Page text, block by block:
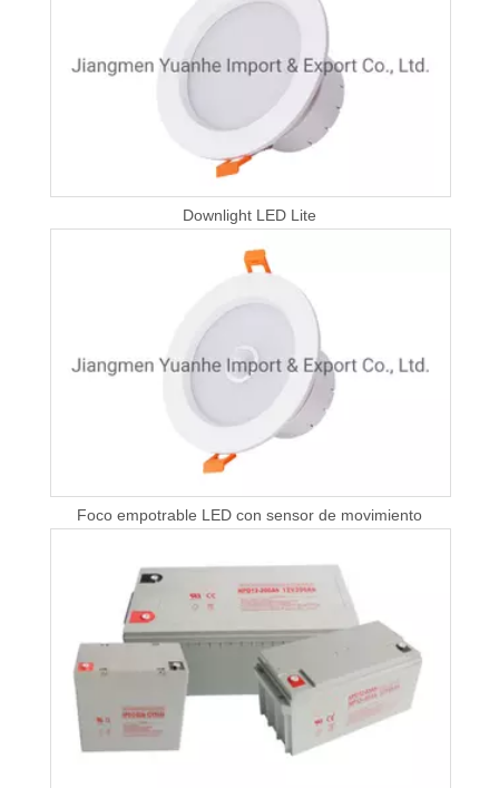
Downlight LED Lite
Foco empotrable LED con sensor de movimiento